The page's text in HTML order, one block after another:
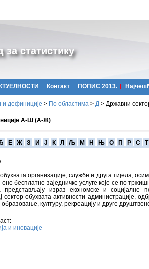
за статистику
Контакт ПОПИС 2013.
и дефиниције > По областима > Д > Државни
А-Ш (А-Ж)
Е Ж З И Ј К Л Љ М Н Њ О П Р С Т
организације, службе и друга тијела,
оне бесплатне заједничке услуге које се по
представљају израз економске и социјалне
сектор обухвата активности администрације,
културу, рекреацију и друге
и иновације